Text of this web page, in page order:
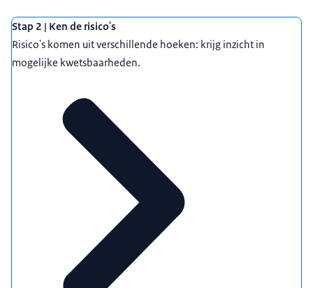
Stap 2 | Ken de risico's
Risico's komen uit verschillende hoeken: krijg inzicht in
mogelijke kwetsbaarheden.